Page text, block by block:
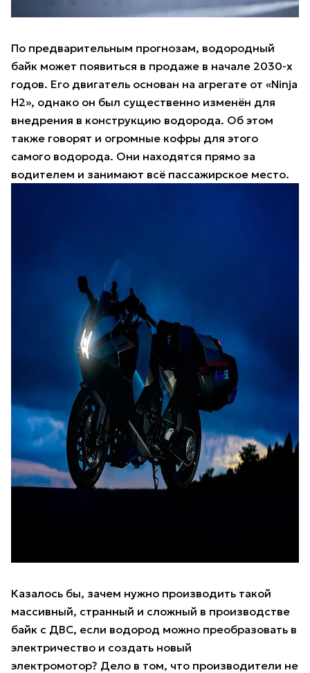
По предварительным прогнозам, водородный
байк может появиться в продаже в начале 2030-х
годов. Его двигатель основан на агрегате от «Ninja
H2», однако он был существенно изменён для
внедрения в конструкцию водорода. Об этом
также говорят и огромные кофры для этого
самого водорода. Они находятся прямо за
водителем и занимают всё пассажирское место.
Казалось бы, зачем нужно производить такой
массивный, странный и сложный в производстве
байк с ДВС, если водород можно преобразовать в
электричество и создать новый
электромотор? Дело в том, что производители не